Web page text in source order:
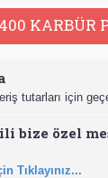
tutarları için
bize özel
Tıklayınız...